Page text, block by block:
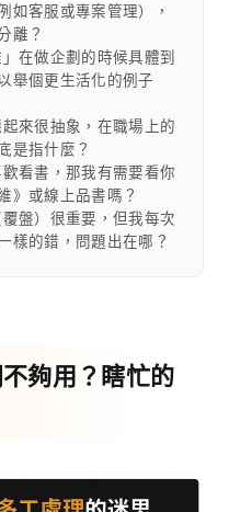
如客服或專案管理），
離？
在做企劃的時候具體到
舉個更生活化的例子
來很抽象，在職場上的
是指什麼？
看書，那我有需要看你
》或線上品書嗎？
盤）很重要，但我每次
樣的錯，問題出在哪？
夠用？瞎忙的